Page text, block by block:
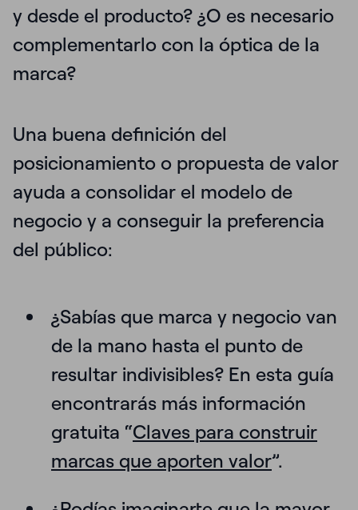
y desde el producto? ¿O es necesario
complementarlo con la óptica de la
marca?
Una buena definición del
posicionamiento o propuesta de valor
ayuda a consolidar el modelo de
negocio y a conseguir la preferencia
del público:
¿Sabías que marca y negocio van
de la mano hasta el punto de
resultar indivisibles? En esta guía
encontrarás más información
gratuita “Claves para construir
marcas que aporten valor”.